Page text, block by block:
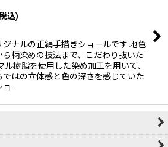
込)
ジナルの正絹手描きショールです 地色
ら柄染めの技法まで、こだわり抜いた
ル樹脂を使用した染め加工を用いて、
ではの立体感と色の深さを感じていた
ョ…